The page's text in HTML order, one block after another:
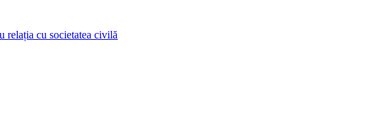
relația cu societatea civilă